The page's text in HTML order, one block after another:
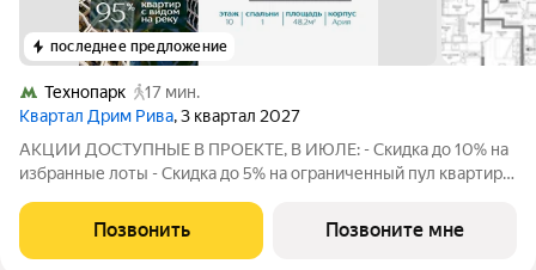
последнее предложение
Технопарк
17 мин.
Квартал Дрим Рива, 3 квартал 2027
АКЦИИ ДОСТУПНЫЕ В ПРОЕКТЕ, В ИЮЛЕ: - Скидка до 10% на
избранные лоты - Скидка до 5% на ограниченный пул квартир -
удорожания. Размер скидки зависит от суммы
первоначального взноса и рассчитывается
Позвонить Позвоните мне